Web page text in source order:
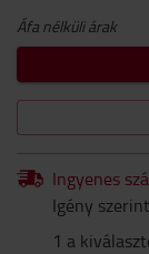
Áfa nélküli árak
Ingyenes
Igény
1 a